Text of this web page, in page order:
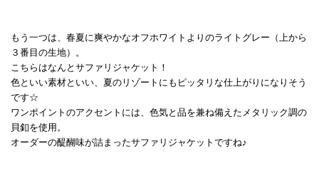
もう一つは、春夏に爽やかなオフホワイトよりのライトグレー（上から
３番目の生地）。
こちらはなんとサファリジャケット！
色といい素材といい、夏のリゾートにもピッタリな仕上がりになりそう
です☆
ワンポイントのアクセントには、色気と品を兼ね備えたメタリック調の
貝釦を使用。
オーダーの醍醐味が詰まったサファリジャケットですね♪